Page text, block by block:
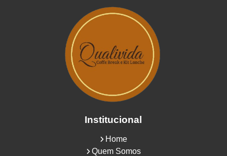
Institucional
Home
Quem Somos